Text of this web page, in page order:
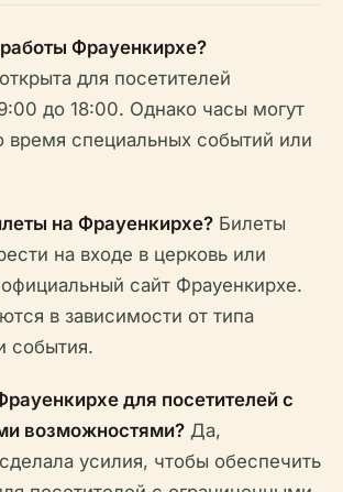
Фрауенкирхе?
для посетителей
до 18:00. Однако часы могут
время специальных событий или
на Фрауенкирхе? Билеты
на входе в церковь или
сайт Фрауенкирхе.
в зависимости от типа
события.
для посетителей с
возможностями? Да,
усилия, чтобы обеспечить